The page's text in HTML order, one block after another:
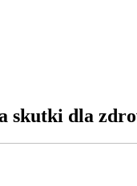
skutki dla